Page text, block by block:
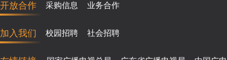
开放合作 采购信息 业务合作
加入我们 校园招聘 社会招聘